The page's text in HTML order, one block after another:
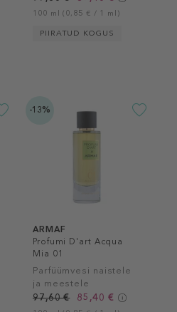
100 ml (0,85 € / 1 ml)
PIIRATUD KOGUS
-13%
ARMAF
Profumi D'art Acqua
Mia 01
Parfüümvesi naistele
ja meestele
97,60 €
85,40 €